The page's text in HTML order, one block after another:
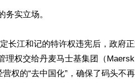
实立场。
长江和记的特许权违宪后，政府
理权交给丹麦马士基集团（
权的“去中国化”，确保了码头不